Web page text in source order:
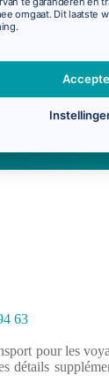
63
pour les
détails
omgaat. Dit laatste